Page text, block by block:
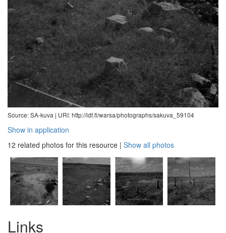
Source: SA-kuva | URI: http://ldf.fi/warsa/photographs/sakuva_59104
Show in application
12 related photos for this resource | Show all photos
Links